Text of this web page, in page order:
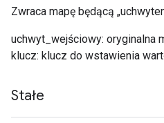
Zwraca mapę będącą
uchwyt_wejściowy: oryginalna
klucz: klucz do wstawienia
Stałe